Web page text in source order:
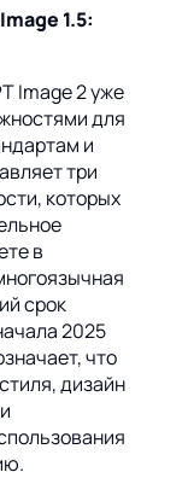
1.5:
Image 2 уже
для
и
три
которых
в
срок
2025
что
дизайн